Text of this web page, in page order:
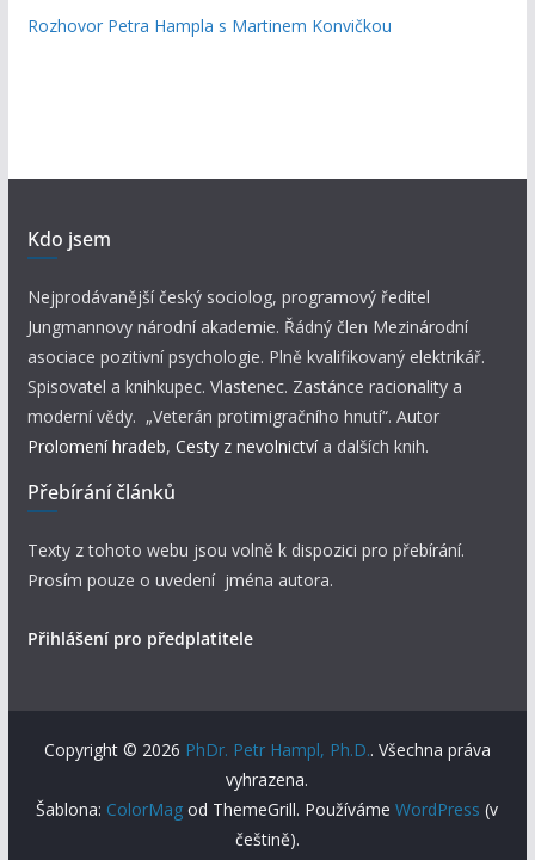
Rozhovor Petra Hampla s Martinem Konvičkou
Kdo jsem
Nejprodávanější český sociolog, programový ředitel
Jungmannovy národní akademie. Řádný člen Mezinárodní
asociace pozitivní psychologie. Plně kvalifikovaný elektrikář.
Spisovatel a knihkupec. Vlastenec. Zastánce racionality a
moderní vědy. „Veterán protimigračního hnutí“. Autor
Prolomení hradeb, Cesty z nevolnictví a dalších knih.
Přebírání článků
Texty z tohoto webu jsou volně k dispozici pro přebírání.
Prosím pouze o uvedení jména autora.
Přihlášení pro předplatitele
Copyright © 2026 PhDr. Petr Hampl, Ph.D.. Všechna práva
vyhrazena.
Šablona: ColorMag od ThemeGrill. PoužívámeWordPress (v
češtině).